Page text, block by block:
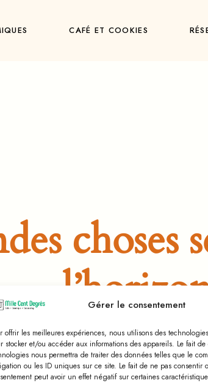
Gérer le consentement
offrir les meilleures expériences, nous utilisons des
stocker et/ou accéder aux informations des appareils. Le fait
nous permettra de traiter des données telles que le
ou les ID uniques sur ce site. Le fait de ne pas consentir
peut avoir un effet négatif sur certaines
CAFÉ ET COOKIES
choses
se prépare ! Notre boutique est